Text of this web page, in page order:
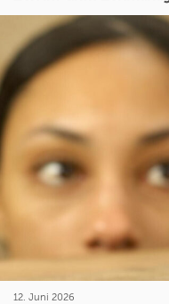
12. Juni 2026